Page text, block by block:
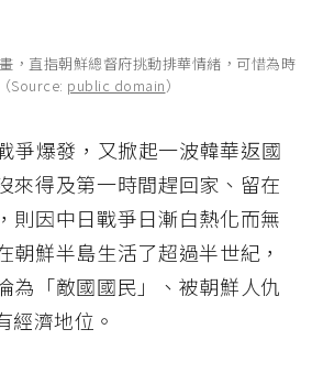
，直指朝鮮總督府挑動排華情緒，可惜為時
Source: public domain）
爭爆發，又掀起一波韓華返國
來得及第一時間趕回家、留在
則因中日戰爭日漸白熱化而無
朝鮮半島生活了超過半世紀，
為「敵國國民」、被朝鮮人仇
經濟地位。